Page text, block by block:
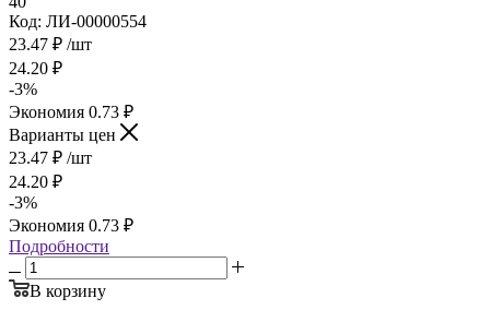
Код: ЛИ-00000554
23.47 ₽ /шт
24.20 ₽
-3%
Экономия 0.73 ₽
Варианты цен
23.47 ₽ /шт
24.20 ₽
-3%
Экономия 0.73 ₽
Подробности
В корзину